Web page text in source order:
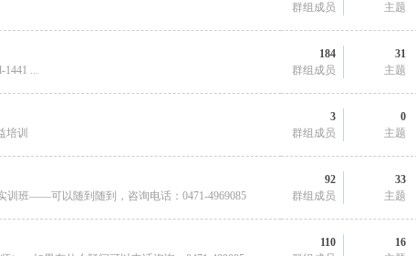
群组成员
主题
1441 ...
184
群组成员
31
主题
培训
3
群组成员
0
主题
训班——可以随到随到，咨询电话：0471-4969085
92
群组成员
33
主题
110
16